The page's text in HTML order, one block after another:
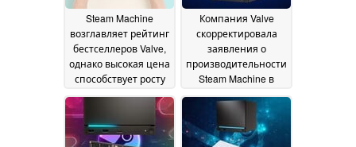
Steam Machine
возглавляет рейтинг
бестселлеров Valve,
однако высокая цена
способствует росту
Компания Valve
скорректировала
заявления о
производительности
Steam Machine в
поскольку в обзорах
подвергается
сомнению цена